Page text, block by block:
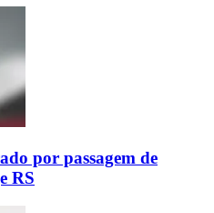
por passagem de
RS